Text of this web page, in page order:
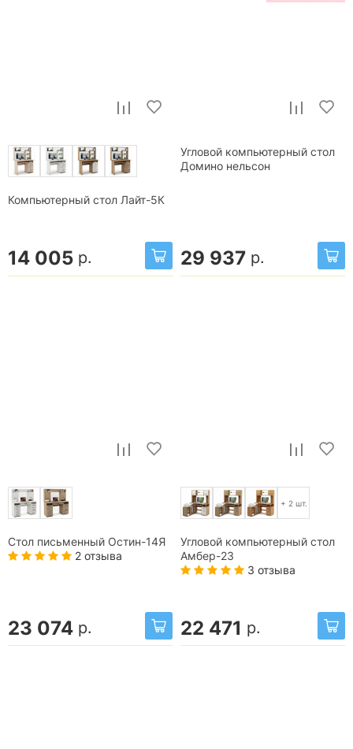
Компьютерный стол Лайт-5К
14 005 р.
Угловой компьютерный стол
Домино нельсон
29 937 р.
Стол письменный Остин-14Я
2 отзыва
23 074 р.
+ 2 шт.
Угловой компьютерный стол
Амбер-23
3 отзыва
22 471 р.